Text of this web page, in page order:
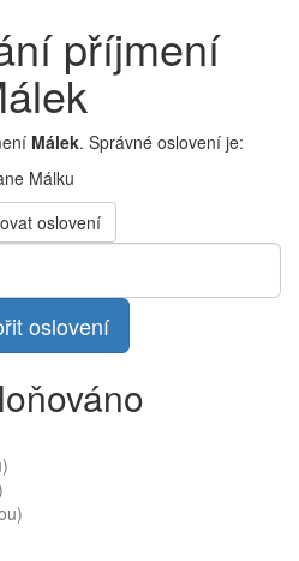
příjmení
Málek. Správné oslovení je:
Málku
oslovení
oslovení